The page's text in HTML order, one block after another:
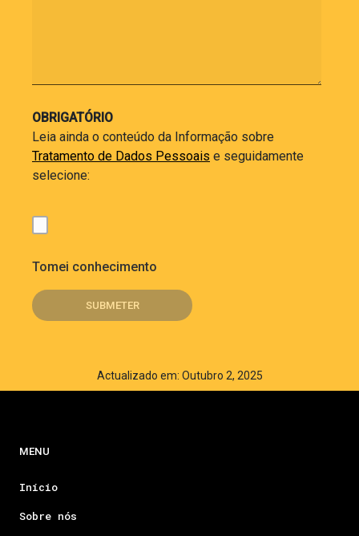
OBRIGATÓRIO
Leia ainda o conteúdo da Informação sobre
Tratamento de Dados Pessoais e seguidamente
selecione:
Tomei conhecimento
Actualizado em: Outubro 2, 2025
MENU
Início
Sobre nós